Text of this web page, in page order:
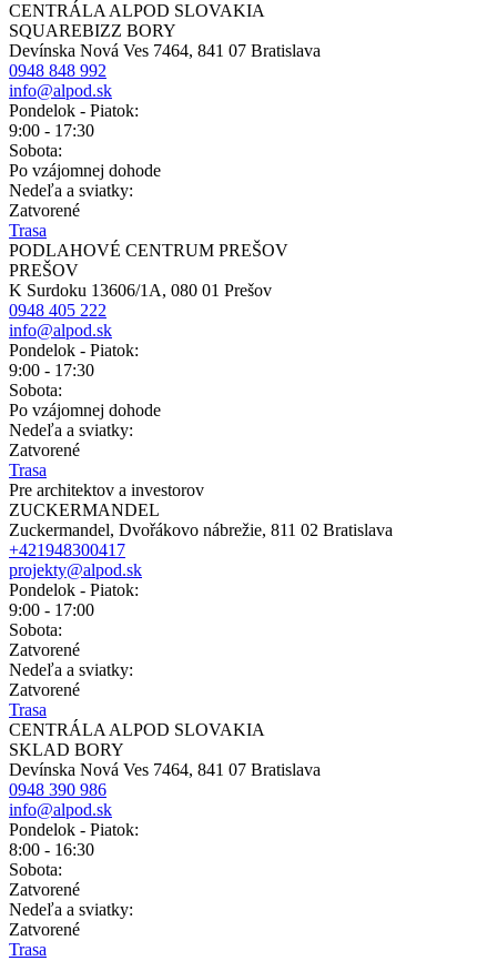
CENTRÁLA ALPOD SLOVAKIA
SQUAREBIZZ BORY
Devínska Nová Ves 7464, 841 07 Bratislava
0948 848 992
info@alpod.sk
Pondelok - Piatok:
9:00 - 17:30
Sobota:
Po vzájomnej dohode
Nedeľa a sviatky:
Zatvorené
Trasa
PODLAHOVÉ CENTRUM PREŠOV
PREŠOV
K Surdoku 13606/1A, 080 01 Prešov
0948 405 222
info@alpod.sk
Pondelok - Piatok:
9:00 - 17:30
Sobota:
Po vzájomnej dohode
Nedeľa a sviatky:
Zatvorené
Trasa
Pre architektov a investorov
ZUCKERMANDEL
Zuckermandel, Dvořákovo nábrežie, 811 02 Bratislava
+421948300417
projekty@alpod.sk
Pondelok - Piatok:
9:00 - 17:00
Sobota:
Zatvorené
Nedeľa a sviatky:
Zatvorené
Trasa
CENTRÁLA ALPOD SLOVAKIA
SKLAD BORY
Devínska Nová Ves 7464, 841 07 Bratislava
0948 390 986
info@alpod.sk
Pondelok - Piatok:
8:00 - 16:30
Sobota:
Zatvorené
Nedeľa a sviatky:
Zatvorené
Trasa